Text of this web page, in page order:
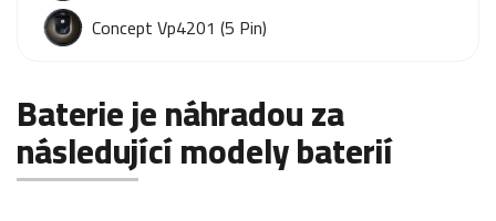
Concept Vp4201 (5 Pin)
Baterie je náhradou za
následující modely baterií